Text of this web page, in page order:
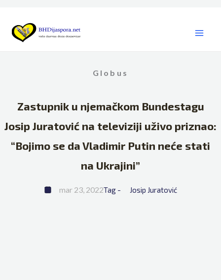
content
Globus
Zastupnik u njemačkom Bundestagu
Josip Juratović na televiziji uživo priznao:
“Bojimo se da Vladimir Putin neće stati
na Ukrajini”
mar 23, 2022Tag - Josip Juratović